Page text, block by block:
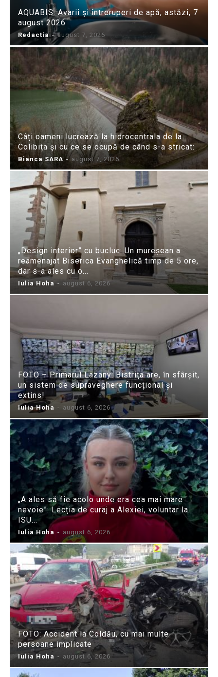
AQUABIS: Avarii și întreruperi de apă, astăzi, 7
august 2026
Redactia - august 7, 2026
Câți oameni lucrează la hidrocentrala de la
Colibița și cu ce se ocupă de când s-a stricat:
Bianca SARA - august 7, 2026
„Design interior” cu bucluc: Un mureșean a
reamenajat Biserica Evanghelică timp de 5 ore,
dar s-a ales cu o...
Iulia Hoha - august 6, 2026
FOTO – Primarul Lazany: Bistrița are, în sfârșit,
un sistem de supraveghere funcțional și
extins!
Iulia Hoha - august 6, 2026
„A ales să fie acolo unde era cea mai mare
nevoie”: Lecția de curaj a Alexiei, voluntar la
ISU...
Iulia Hoha - august 6, 2026
FOTO: Accident la Coldău, cu mai multe
persoane implicate
Iulia Hoha - august 6, 2026